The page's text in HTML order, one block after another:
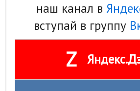
наш канал в
вступай в группу
Z